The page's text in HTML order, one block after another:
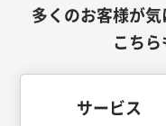
多くのお客様が気
こちら
サービス